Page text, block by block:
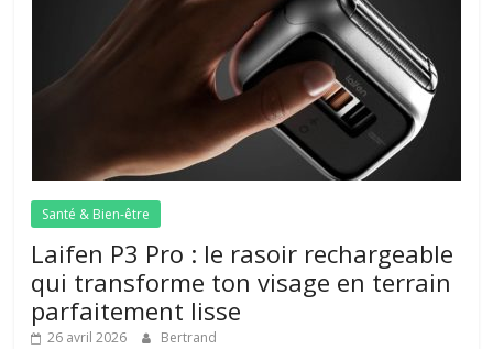
Santé & Bien-être
Laifen P3 Pro : le rasoir rechargeable
qui transforme ton visage en terrain
parfaitement lisse
26 avril 2026 Bertrand